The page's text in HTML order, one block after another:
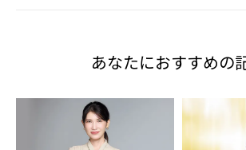
あなたにおすすめの